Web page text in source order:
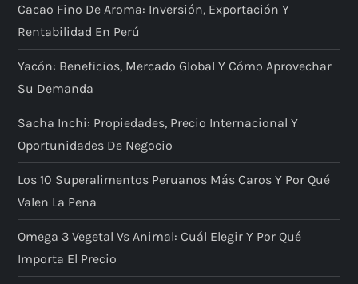
Cacao Fino De Aroma: Inversión, Exportación Y
Rentabilidad En Perú
Yacón: Beneficios, Mercado Global Y Cómo Aprovechar
Su Demanda
Sacha Inchi: Propiedades, Precio Internacional Y
Oportunidades De Negocio
Los 10 Superalimentos Peruanos Más Caros Y Por Qué
Valen La Pena
Omega 3 Vegetal Vs Animal: Cuál Elegir Y Por Qué
Importa El Precio